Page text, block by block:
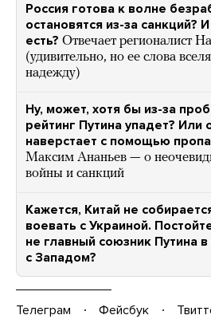
Россия готова к волне
остановятся из-за санкций?
есть? Отвечает регионалист
(удивительно, но ее слова
надежду)
Ну, может, хотя бы из-за
рейтинг Путина упадет? Или
наверстает с помощью
Максим Ананьев — о
войны и санкций
Кажется, Китай не
воевать с Украиной.
не главный союзник Путина
с Западом?
Телеграм Фейсбук